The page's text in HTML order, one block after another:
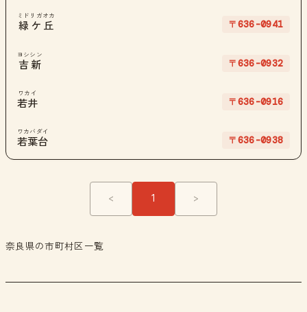
緑ケ丘
ミドリガオカ
〒636-0941
吉新
ヨシシン
〒636-0932
若井
ワカイ
〒636-0916
若葉台
ワカバダイ
〒636-0938
< 1 >
奈良県の市町村区一覧